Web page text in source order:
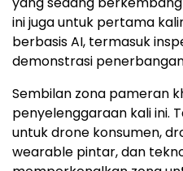
ini juga untuk pertama
berbasis AI, termasuk
demonstrasi
Sembilan zona pameran
penyelenggaraan kali ini.
untuk drone konsumen,
wearable pintar, dan